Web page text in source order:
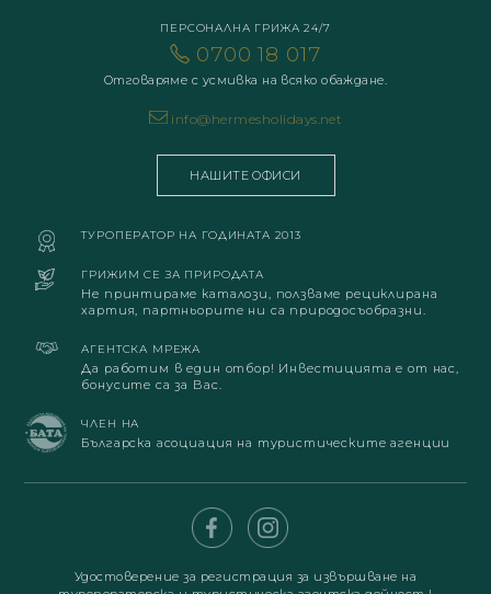
ПЕРСОНАЛНА ГРИЖА 24/7
0700 18 017
Отговаряме с усмивка на всяко обаждане.
info@hermesholidays.net
НАШИТЕ ОФИСИ
ТУРОПЕРАТОР НА ГОДИНАТА 2013
ГРИЖИМ СЕ ЗА ПРИРОДАТА
Не принтираме каталози, ползваме рециклирана
хартия, партньорите ни са природосъобразни.
АГЕНТСКА МРЕЖА
Да работим в един отбор! Инвестицията е от нас,
бонусите са за Вас.
ЧЛЕН НА
Българска асоциация на туристическите агенции
Удостоверение за регистрация за извършване на